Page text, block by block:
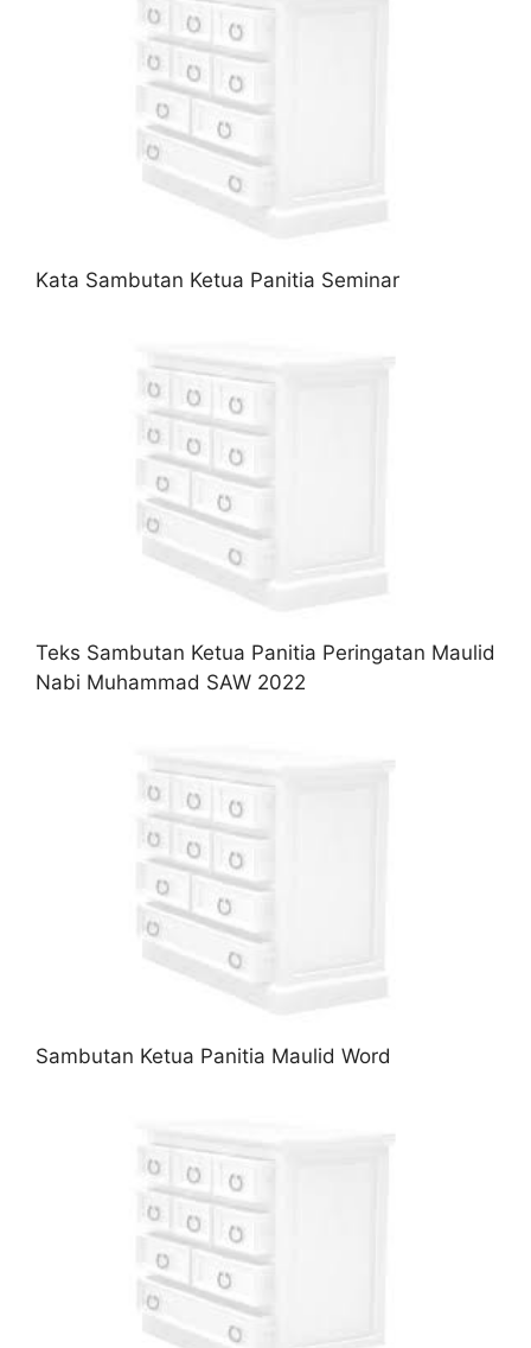
Kata Sambutan Ketua Panitia Seminar
Teks Sambutan Ketua Panitia Peringatan Maulid
Nabi Muhammad SAW 2022
Sambutan Ketua Panitia Maulid Word